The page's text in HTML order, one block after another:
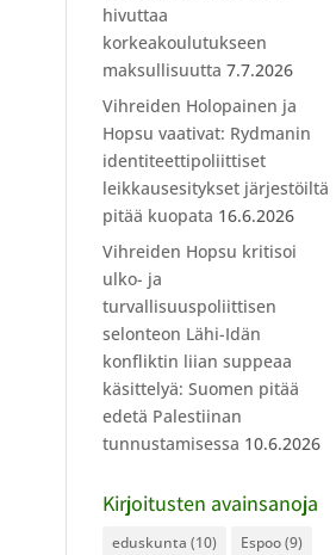
hivuttaa
korkeakoulutukseen
maksullisuutta 7.7.2026
Vihreiden Holopainen ja
Hopsu vaativat: Rydmanin
identiteettipoliittiset
leikkausesitykset järjestöiltä
pitää kuopata 16.6.2026
Vihreiden Hopsu kritisoi
ulko- ja
turvallisuuspoliittisen
selonteon Lähi-Idän
konfliktin liian suppeaa
käsittelyä: Suomen pitää
edetä Palestiinan
tunnustamisessa 10.6.2026
Kirjoitusten avainsanoja
eduskunta (10) Espoo(9)